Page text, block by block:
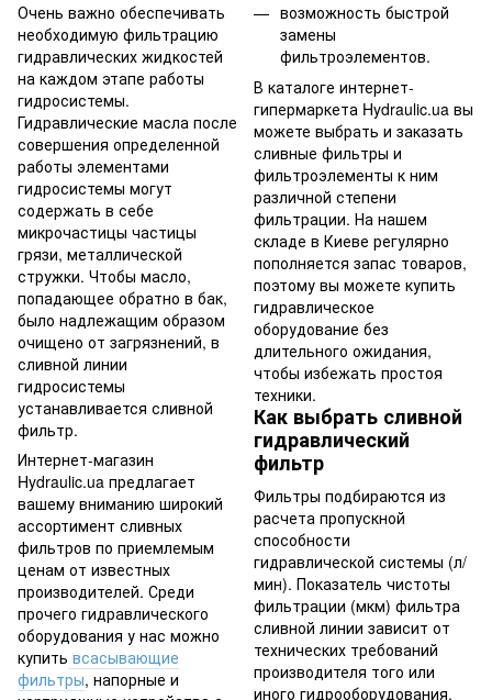
Очень важно обеспечивать
необходимую фильтрацию
гидравлических жидкостей
на каждом этапе работы
гидросистемы.
Гидравлические масла после
совершения определенной
работы элементами
гидросистемы могут
содержать в себе
микрочастицы частицы
грязи, металлической
стружки. Чтобы масло,
попадающее обратно в бак,
было надлежащим образом
очищено от загрязнений, в
сливной линии
гидросистемы
устанавливается сливной
фильтр.
Интернет-магазин
Hydraulic.ua предлагает
вашему вниманию широкий
ассортимент сливных
фильтров по приемлемым
ценам от известных
производителей. Среди
прочего гидравлического
оборудования у нас можно
купить всасывающие
фильтры, напорные и
возможность быстрой
замены
фильтроэлементов.
В каталоге интернет-
гипермаркета Hydraulic.ua вы
можете выбрать и заказать
сливные фильтры и
фильтроэлементы к ним
различной степени
фильтрации. На нашем
складе в Киеве регулярно
пополняется запас товаров,
поэтому вы можете купить
гидравлическое
оборудование без
длительного ожидания,
чтобы избежать простоя
техники.
Как выбрать сливной
гидравлический
фильтр
Фильтры подбираются из
расчета пропускной
способности
гидравлической системы (л/
мин). Показатель чистоты
фильтрации (мкм) фильтра
сливной линии зависит от
технических требований
производителя того или
иного гидрооборудования.